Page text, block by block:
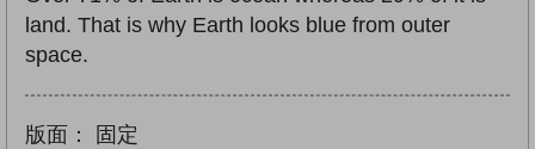
land. That is why Earth looks blue from outer
space.
版面：
固定